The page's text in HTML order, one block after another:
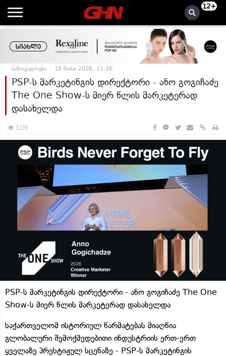
12+
საზოგადოება 16 მაისი 2026, 11:36
PSP-ს მარკეტინგის დირექტორი - ანო გოგიჩაძე
The One Show-ს მიერ წლის მარკეტერად
დასახელდა
1226
PSP-ს მარკეტინგის დირექტორი - ანო გოგიჩაძე The One
Show-ს მიერ წლის მარკეტერად დასახელდა
საქართველომ ისტორიულ წარმატებას მიაღწია
გლობალური შემოქმედებითი ინდუსტრიის ერთ-ერთ
ყველაზე პრესტიჟულ სცენაზე - PSP-ს მარკეტინგის